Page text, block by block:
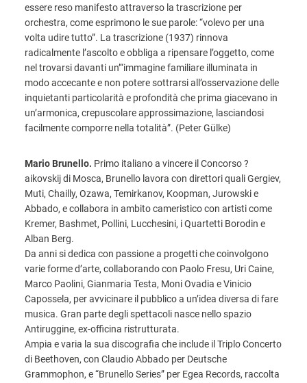
essere reso manifesto attraverso la trascrizione per
orchestra, come esprimono le sue parole: “volevo per una
volta udire tutto”. La trascrizione (1937) rinnova
radicalmente l’ascolto e obbliga a ripensare l’oggetto, come
nel trovarsi davanti un’“immagine familiare illuminata in
modo accecante e non potere sottrarsi all’osservazione delle
inquietanti particolarità e profondità che prima giacevano in
un’armonica, crepuscolare approssimazione, lasciandosi
facilmente comporre nella totalità”. (Peter Gülke)
Mario Brunello. Primo italiano a vincere il Concorso ?
aikovskij di Mosca, Brunello lavora con direttori quali Gergiev,
Muti, Chailly, Ozawa, Temirkanov, Koopman, Jurowski e
Abbado, e collabora in ambito cameristico con artisti come
Kremer, Bashmet, Pollini, Lucchesini, i Quartetti Borodin e
Alban Berg.
Da anni si dedica con passione a progetti che coinvolgono
varie forme d’arte, collaborando con Paolo Fresu, Uri Caine,
Marco Paolini, Gianmaria Testa, Moni Ovadia e Vinicio
Capossela, per avvicinare il pubblico a un’idea diversa di fare
musica. Gran parte degli spettacoli nasce nello spazio
Antiruggine, ex-officina ristrutturata.
Ampia e varia la sua discografia che include il Triplo Concerto
di Beethoven, con Claudio Abbado per Deutsche
Grammophon, e “Brunello Series” per Egea Records, raccolta